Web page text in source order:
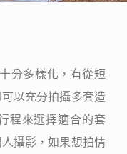
分多樣化，有從短
以充分拍攝多套造
程來選擇適合的套
攝影，如果想拍情